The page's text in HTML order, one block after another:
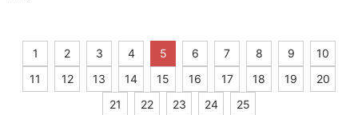
1 2 3 4 5 6 7 8 9
10
11
12 13 14 15 16 17 18 19
20
21
22 23 24 25